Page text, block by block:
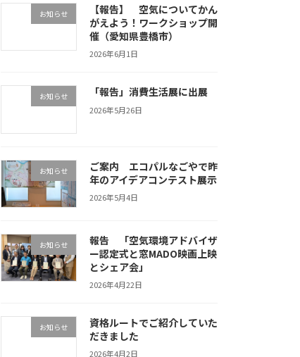
お知らせ
【報告】 空気についてかん
がえよう！ワークショップ開
催（愛知県豊橋市）
2026年6月1日
お知らせ 「報告」消費生活展に出展
2026年5月26日
お知らせ
ご案内 エコパルなごやで昨
年のアイデアコンテスト展示
2026年5月4日
お知らせ
報告 「空気環境アドバイザ
ー認定式と窓MADO映画上映
とシェア会」
2026年4月22日
お知らせ
資格ルートでご紹介していた
だきました
2026年4月2日